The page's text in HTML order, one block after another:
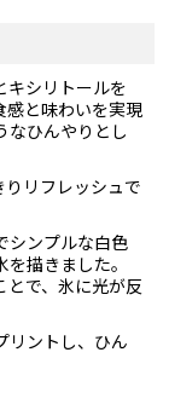
キシリトールを
感と味わいを実現
なひんやりとし
りリフレッシュで
シンプルな白色
描きました。
とで、氷に光が反
リントし、ひん